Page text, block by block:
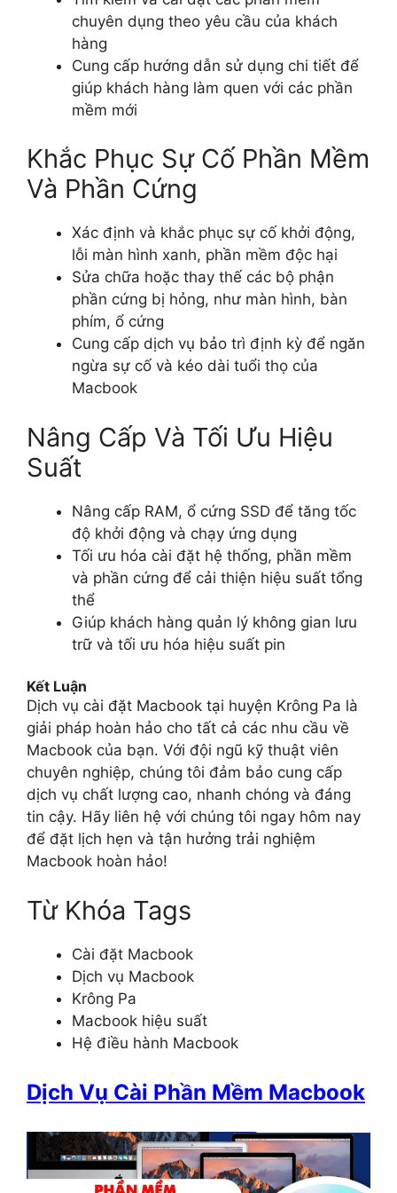
chuyên dụng theo yêu cầu của khách
hàng
Cung cấp hướng dẫn sử dụng chi tiết để
giúp khách hàng làm quen với các phần
mềm mới
Khắc Phục Sự Cố Phần Mềm
Và Phần Cứng
Xác định và khắc phục sự cố khởi động,
lỗi màn hình xanh, phần mềm độc hại
Sửa chữa hoặc thay thế các bộ phận
phần cứng bị hỏng, như màn hình, bàn
phím, ổ cứng
Cung cấp dịch vụ bảo trì định kỳ để ngăn
ngừa sự cố và kéo dài tuổi thọ của
Macbook
Nâng Cấp Và Tối Ưu Hiệu
Suất
Nâng cấp RAM, ổ cứng SSD để tăng tốc
độ khởi động và chạy ứng dụng
Tối ưu hóa cài đặt hệ thống, phần mềm
và phần cứng để cải thiện hiệu suất tổng
thể
Giúp khách hàng quản lý không gian lưu
trữ và tối ưu hóa hiệu suất pin
Kết Luận
Dịch vụ cài đặt Macbook tại huyện Krông Pa là
giải pháp hoàn hảo cho tất cả các nhu cầu về
Macbook của bạn. Với đội ngũ kỹ thuật viên
chuyên nghiệp, chúng tôi đảm bảo cung cấp
dịch vụ chất lượng cao, nhanh chóng và đáng
tin cậy. Hãy liên hệ với chúng tôi ngay hôm nay
để đặt lịch hẹn và tận hưởng trải nghiệm
Macbook hoàn hảo!
Từ Khóa Tags
Cài đặt Macbook
Dịch vụ Macbook
Krông Pa
Macbook hiệu suất
Hệ điều hành Macbook
Dịch Vụ Cài Phần Mềm Macbook